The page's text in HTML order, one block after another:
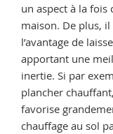
un aspect à la
maison. De plus,
l’avantage de
apportant une
inertie. Si par
plancher
favorise
chauffage au sol